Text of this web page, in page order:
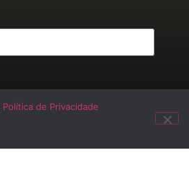
Política de Privacidade